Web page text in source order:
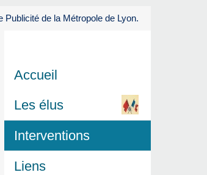
de la Métropole de Lyon.
Accueil
Les élus
Interventions
Liens